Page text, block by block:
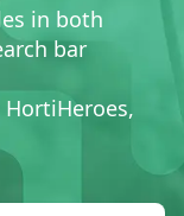
in both
bar